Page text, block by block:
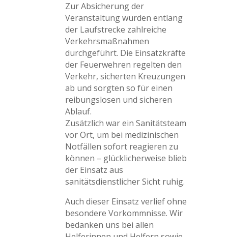
Zur Absicherung der
Veranstaltung wurden entlang
der Laufstrecke zahlreiche
Verkehrsmaßnahmen
durchgeführt. Die Einsatzkräfte
der Feuerwehren regelten den
Verkehr, sicherten Kreuzungen
ab und sorgten so für einen
reibungslosen und sicheren
Ablauf.
Zusätzlich war ein Sanitätsteam
vor Ort, um bei medizinischen
Notfällen sofort reagieren zu
können – glücklicherweise blieb
der Einsatz aus
sanitätsdienstlicher Sicht ruhig.
Auch dieser Einsatz verlief ohne
besondere Vorkommnisse. Wir
bedanken uns bei allen